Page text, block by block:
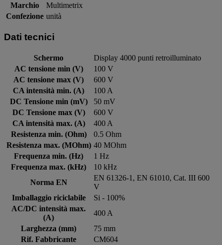
Marchio
Multimetrix
Confezione unità
Dati tecnici
Schermo
Display 4000 punti retroilluminato
AC tensione min (V)
100 V
AC tensione max (V)
600 V
CA intensità min. (A)
100 A
DC Tensione min (mV)
50 mV
DC Tensione max (V)
600 V
CA intensità max. (A)
400 A
Resistenza min. (Ohm)
0.5 Ohm
Resistenza max. (MOhm) 40 MOhm
Frequenza min. (Hz)
1 Hz
Frequenza max. (kHz)
10 kHz
Norma EN
EN 61326-1, EN 61010, Cat. III 600
V
Imballaggio riciclabile
Si - 100%
AC/DC intensità max.
(A)
400 A
Larghezza (mm)
75 mm
Rif. Fabbricante
CM604